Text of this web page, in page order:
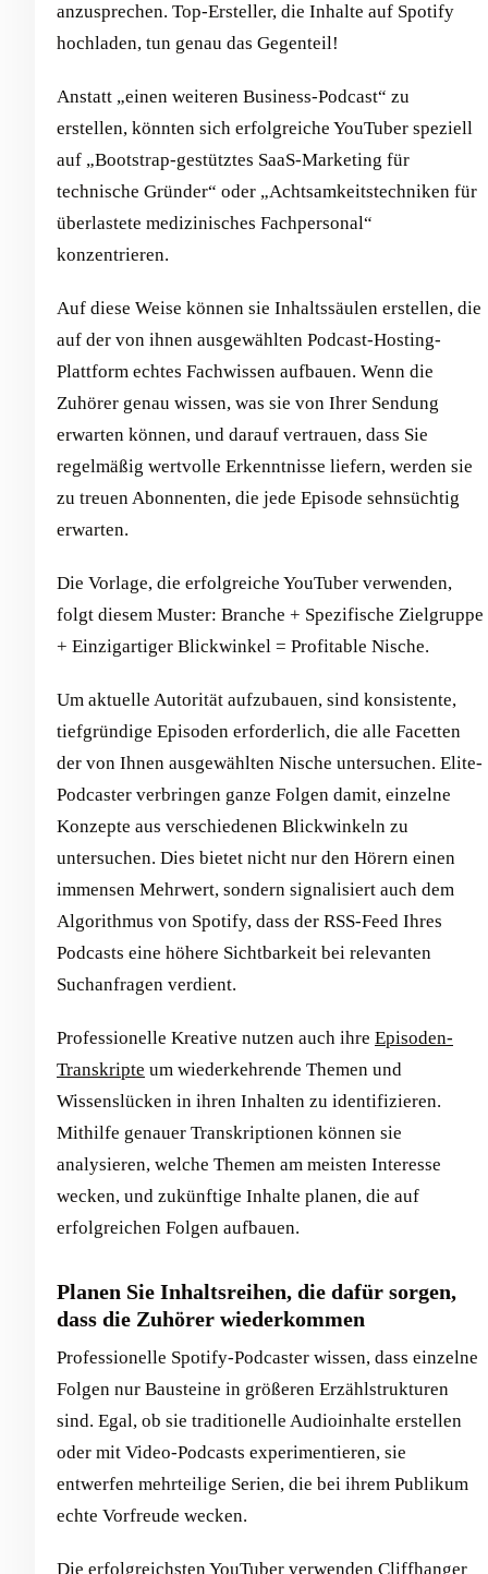
anzusprechen. Top-Ersteller, die Inhalte auf Spotify
hochladen, tun genau das Gegenteil!
Anstatt „einen weiteren Business-Podcast“ zu
erstellen, könnten sich erfolgreiche YouTuber speziell
auf „Bootstrap-gestütztes SaaS-Marketing für
technische Gründer“ oder „Achtsamkeitstechniken für
überlastete medizinisches Fachpersonal“
konzentrieren.
Auf diese Weise können sie Inhaltssäulen erstellen, die
auf der von ihnen ausgewählten Podcast-Hosting-
Plattform echtes Fachwissen aufbauen. Wenn die
Zuhörer genau wissen, was sie von Ihrer Sendung
erwarten können, und darauf vertrauen, dass Sie
regelmäßig wertvolle Erkenntnisse liefern, werden sie
zu treuen Abonnenten, die jede Episode sehnsüchtig
erwarten.
Die Vorlage, die erfolgreiche YouTuber verwenden,
folgt diesem Muster: Branche + Spezifische Zielgruppe
+ Einzigartiger Blickwinkel = Profitable Nische.
Um aktuelle Autorität aufzubauen, sind konsistente,
tiefgründige Episoden erforderlich, die alle Facetten
der von Ihnen ausgewählten Nische untersuchen. Elite-
Podcaster verbringen ganze Folgen damit, einzelne
Konzepte aus verschiedenen Blickwinkeln zu
untersuchen. Dies bietet nicht nur den Hörern einen
immensen Mehrwert, sondern signalisiert auch dem
Algorithmus von Spotify, dass der RSS-Feed Ihres
Podcasts eine höhere Sichtbarkeit bei relevanten
Suchanfragen verdient.
Professionelle Kreative nutzen auch ihre Episoden-
Transkripte um wiederkehrende Themen und
Wissenslücken in ihren Inhalten zu identifizieren.
Mithilfe genauer Transkriptionen können sie
analysieren, welche Themen am meisten Interesse
wecken, und zukünftige Inhalte planen, die auf
erfolgreichen Folgen aufbauen.
Planen Sie Inhaltsreihen, die dafür sorgen,
dass die Zuhörer wiederkommen
Professionelle Spotify-Podcaster wissen, dass einzelne
Folgen nur Bausteine in größeren Erzählstrukturen
sind. Egal, ob sie traditionelle Audioinhalte erstellen
oder mit Video-Podcasts experimentieren, sie
entwerfen mehrteilige Serien, die bei ihrem Publikum
echte Vorfreude wecken.
Die erfolgreichsten YouTuber verwenden Cliffhanger